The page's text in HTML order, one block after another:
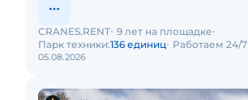
05.08.2026
CRANES.RENT 9 лет на площадке
Парк техники:136 единиц Работаем 24/7